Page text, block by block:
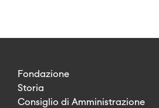
Fondazione
Storia
Consiglio di Amministrazione